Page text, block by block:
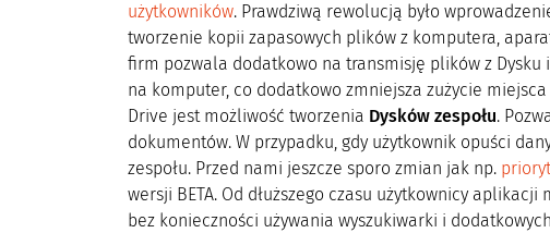
użytkowników. Prawdziwą rewolucją było
tworzenie kopii zapasowych plików z komputera,
firm pozwala dodatkowo na transmisję plików z
na komputer, co dodatkowo zmniejsza zużycie
Drive jest możliwość tworzenia Dysków zespołu.
dokumentów. W przypadku, gdy użytkownik opuści
zespołu. Przed nami jeszcze sporo zmian jak np.
wersji BETA. Od dłuższego czasu użytkownicy
bez konieczności używania wyszukiwarki i